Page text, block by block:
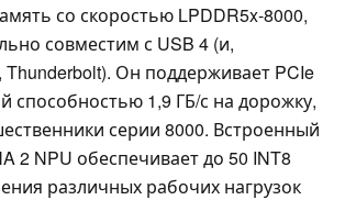
со скоростью LPDDR5x-8000,
совместим с USB 4 (и,
Thunderbolt). Он поддерживает PCIe
способностью 1,9 ГБ/с на дорожку,
серии 8000. Встроенный
2 NPU обеспечивает до 50 INT8
различных рабочих нагрузок